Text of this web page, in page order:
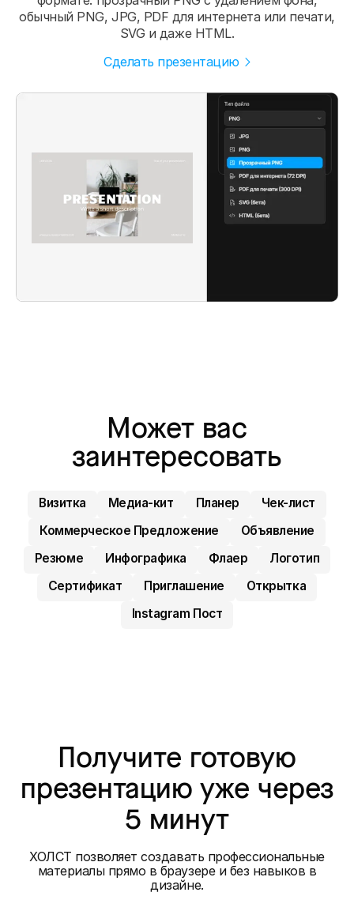
обычный PNG, JPG, PDF для интернета или печати,
SVG и даже HTML.
Сделать презентацию
Может вас
заинтересовать
Визитка Медиа-кит Планер
Чек-лист
Коммерческое Предложение
Объявление
Резюме
Инфографика Флаер
Логотип
Сертификат
Приглашение
Открытка
Instagram Пост
Получите готовую
презентацию уже через
5 минут
ХОЛСТ позволяет создавать профессиональные
материалы прямо в браузере и без навыков в
дизайне.